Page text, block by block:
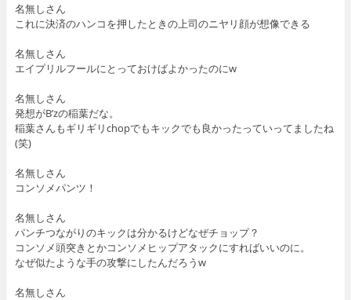
名無しさん
これに決済のハンコを押したときの上司のニヤリ顔が想像できる
名無しさん
エイプリルフールにとっておけばよかったのにw
名無しさん
発想がB’zの稲葉だな。
稲葉さんもギリギリchopでもキックでも良かったっていってましたね
(笑)
名無しさん
コンソメパンツ！
名無しさん
パンチつながりのキックは分かるけどなぜチョップ？
コンソメ頭突きとかコンソメヒップアタックにすればいいのに。
なぜ似たような手の攻撃にしたんだろうw
名無しさん